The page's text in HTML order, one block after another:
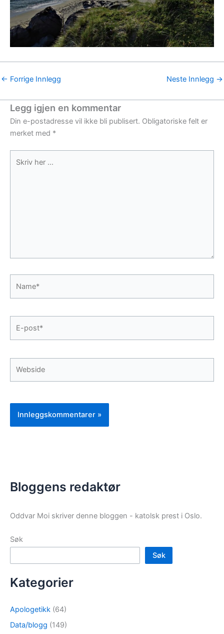
← Forrige Innlegg Neste Innlegg →
Legg igjen en kommentar
Din e-postadresse vil ikke bli publisert. Obligatoriske felt er
merket med *
her
post*
Bloggens redaktør
Oddvar Moi skriver denne bloggen - katolsk prest i Oslo.
Søk
Søk
Kategorier
Apologetikk (64)
Data/blogg (149)